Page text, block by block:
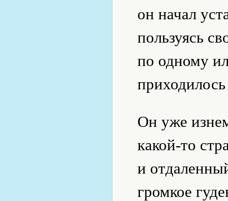
он начал
пользуясь
по одному
Он уже
какой-то
и
громкое